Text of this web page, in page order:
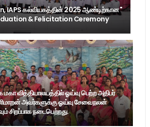
IAPS கல்வியகத்தின் 2025 ஆண்டிற்கான "
& Felicitation Ceremony
வித்தியாலயத்தில் ஓய்வு பெற்ற அதிபர்
அவர்களுக்கு ஓய்வு சேவைநலன்
சிறப்பாக நடைபெற்றது.